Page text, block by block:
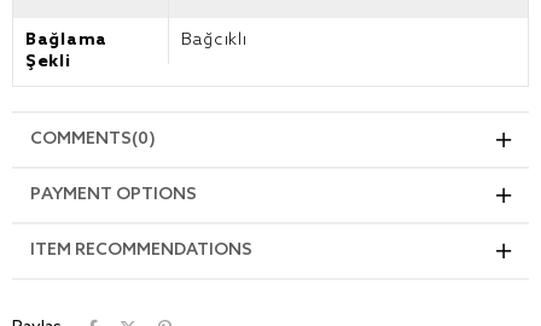
Bağlama
Şekli
Bağcıklı
COMMENTS(0)
PAYMENT OPTIONS
ITEM RECOMMENDATIONS